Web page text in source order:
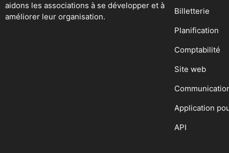
aidons les associations à se développer et à
améliorer leur organisation.
Billetterie
Planification
Comptabilité
Site web
Application
API